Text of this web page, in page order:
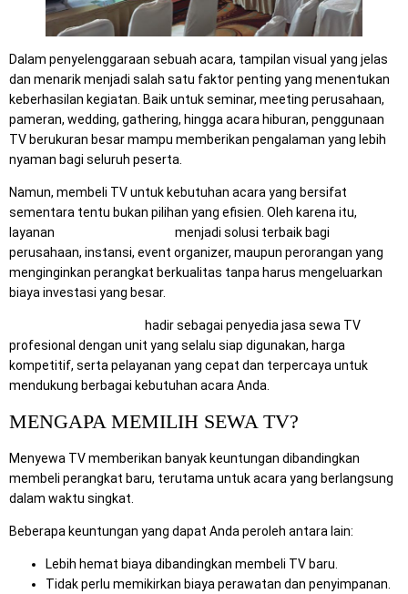
Dalam penyelenggaraan sebuah acara, tampilan visual yang jelas
dan menarik menjadi salah satu faktor penting yang menentukan
keberhasilan kegiatan. Baik untuk seminar, meeting perusahaan,
pameran, wedding, gathering, hingga acara hiburan, penggunaan
TV berukuran besar mampu memberikan pengalaman yang lebih
nyaman bagi seluruh peserta.
Namun, membeli TV untuk kebutuhan acara yang bersifat
sementara tentu bukan pilihan yang efisien. Oleh karena itu,
layanan
menjadi solusi terbaik bagi
perusahaan, instansi, event organizer, maupun perorangan yang
menginginkan perangkat berkualitas tanpa harus mengeluarkan
biaya investasi yang besar.
hadir sebagai penyedia jasa sewa TV
profesional dengan unit yang selalu siap digunakan, harga
kompetitif, serta pelayanan yang cepat dan terpercaya untuk
mendukung berbagai kebutuhan acara Anda.
MENGAPA MEMILIH SEWA TV?
Menyewa TV memberikan banyak keuntungan dibandingkan
membeli perangkat baru, terutama untuk acara yang berlangsung
dalam waktu singkat.
Beberapa keuntungan yang dapat Anda peroleh antara lain:
Lebih hemat biaya dibandingkan membeli TV baru.
Tidak perlu memikirkan biaya perawatan dan penyimpanan.